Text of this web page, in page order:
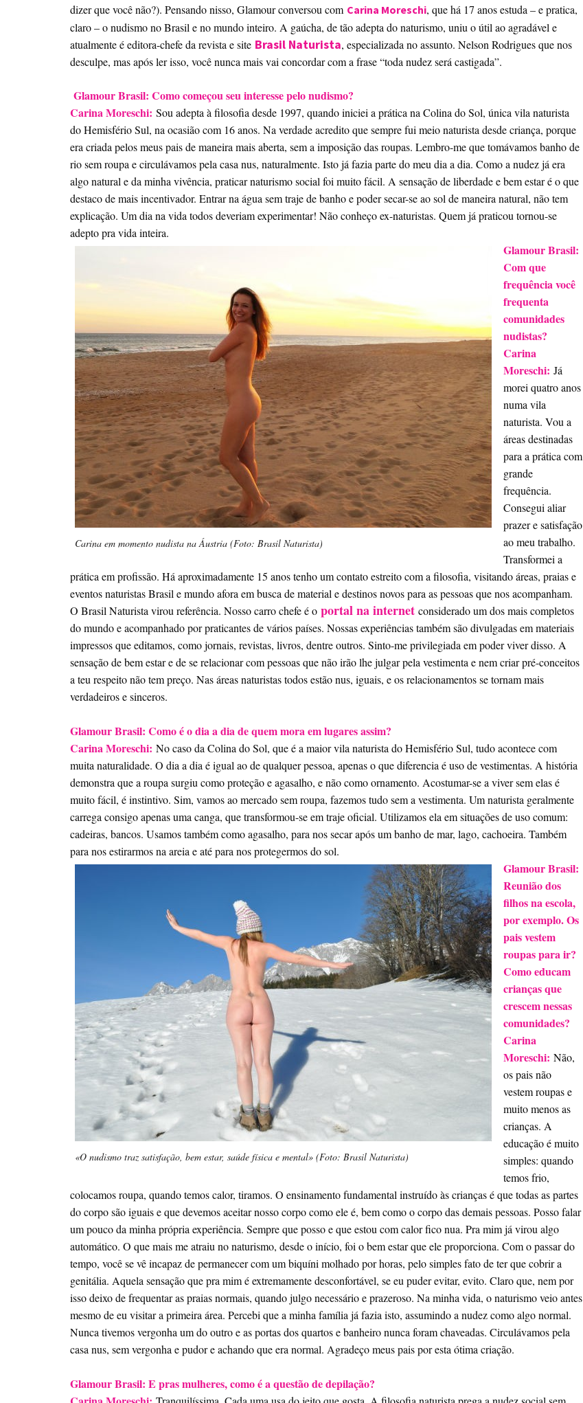
dizer que você não?). Pensando nisso, Glamour conversou com Carina Moreschi, que há 17 anos estuda – e pratica,
claro – o nudismo no Brasil e no mundo inteiro. A gaúcha, de tão adepta do naturismo, uniu o útil ao agradável e
atualmente é editora-chefe da revista e site Brasil Naturista, especializada no assunto. Nelson Rodrigues que nos
desculpe, mas após ler isso, você nunca mais vai concordar com a frase “toda nudez será castigada”.
Glamour Brasil: Como começou seu interesse pelo nudismo?
Carina Moreschi: Sou adepta à filosofia desde 1997, quando iniciei a prática na Colina do Sol, única vila naturista
do Hemisfério Sul, na ocasião com 16 anos. Na verdade acredito que sempre fui meio naturista desde criança, porque
era criada pelos meus pais de maneira mais aberta, sem a imposição das roupas. Lembro-me que tomávamos banho de
rio sem roupa e circulávamos pela casa nus, naturalmente. Isto já fazia parte do meu dia a dia. Como a nudez já era
algo natural e da minha vivência, praticar naturismo social foi muito fácil. A sensação de liberdade e bem estar é o que
destaco de mais incentivador. Entrar na água sem traje de banho e poder secar-se ao sol de maneira natural, não tem
explicação. Um dia na vida todos deveriam experimentar! Não conheço ex-naturistas. Quem já praticou tornou-se
adepto pra vida inteira.
Carina em momento nudista na Áustria (Foto: Brasil Naturista)
Glamour Brasil:
Com que
frequência você
frequenta
comunidades
nudistas?
Carina
Moreschi: Já
morei quatro anos
numa vila
naturista. Vou a
áreas destinadas
para a prática com
grande
frequência.
Consegui aliar
prazer e satisfação
ao meu trabalho.
Transformei a
prática em profissão. Há aproximadamente 15 anos tenho um contato estreito com a filosofia, visitando áreas, praias e
eventos naturistas Brasil e mundo afora em busca de material e destinos novos para as pessoas que nos acompanham.
O Brasil Naturista virou referência. Nosso carro chefe é o portal na internet considerado um dos mais completos
do mundo e acompanhado por praticantes de vários países. Nossas experiências também são divulgadas em materiais
impressos que editamos, como jornais, revistas, livros, dentre outros. Sinto-me privilegiada em poder viver disso. A
sensação de bem estar e de se relacionar com pessoas que não irão lhe julgar pela vestimenta e nem criar pré-conceitos
a teu respeito não tem preço. Nas áreas naturistas todos estão nus, iguais, e os relacionamentos se tornam mais
verdadeiros e sinceros.
Glamour Brasil: Como é o dia a dia de quem mora em lugares assim?
Carina Moreschi: No caso da Colina do Sol, que é a maior vila naturista do Hemisfério Sul, tudo acontece com
muita naturalidade. O dia a dia é igual ao de qualquer pessoa, apenas o que diferencia é uso de vestimentas. A história
demonstra que a roupa surgiu como proteção e agasalho, e não como ornamento. Acostumar-se a viver sem elas é
muito fácil, é instintivo. Sim, vamos ao mercado sem roupa, fazemos tudo sem a vestimenta. Um naturista geralmente
carrega consigo apenas uma canga, que transformou-se em traje oficial. Utilizamos ela em situações de uso comum:
cadeiras, bancos. Usamos também como agasalho, para nos secar após um banho de mar, lago, cachoeira. Também
para nos estirarmos na areia e até para nos protegermos do sol.
«O nudismo traz satisfação, bem estar, saúde física e mental» (Foto: Brasil Naturista)
Glamour Brasil:
Reunião dos
filhos na escola,
por exemplo. Os
pais vestem
roupas para ir?
Como educam
crianças que
crescem nessas
comunidades?
Carina
Moreschi: Não,
os pais não
vestem roupas e
muito menos as
crianças. A
educação é muito
simples: quando
temos frio,
colocamos roupa, quando temos calor, tiramos. O ensinamento fundamental instruído às crianças é que todas as partes
do corpo são iguais e que devemos aceitar nosso corpo como ele é, bem como o corpo das demais pessoas. Posso falar
um pouco da minha própria experiência. Sempre que posso e que estou com calor fico nua. Pra mim já virou algo
automático. O que mais me atraiu no naturismo, desde o início, foi o bem estar que ele proporciona. Com o passar do
tempo, você se vê incapaz de permanecer com um biquíni molhado por horas, pelo simples fato de ter que cobrir a
genitália. Aquela sensação que pra mim é extremamente desconfortável, se eu puder evitar, evito. Claro que, nem por
isso deixo de frequentar as praias normais, quando julgo necessário e prazeroso. Na minha vida, o naturismo veio antes
mesmo de eu visitar a primeira área. Percebi que a minha família já fazia isto, assumindo a nudez como algo normal.
Nunca tivemos vergonha um do outro e as portas dos quartos e banheiro nunca foram chaveadas. Circulávamos pela
casa nus, sem vergonha e pudor e achando que era normal. Agradeço meus pais por esta ótima criação.
Glamour Brasil: E pras mulheres, como é a questão de depilação?